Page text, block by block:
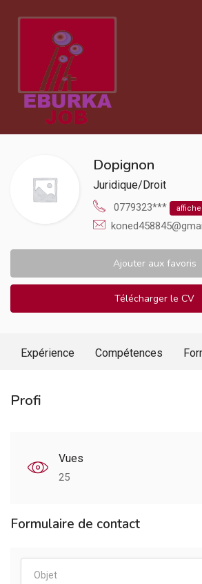
Dopignon
Juridique/Droit
0779323***
Ajouter aux favoris
Télécharger le CV
Expérience Compétences
Profi
Vues
25
Formulaire de contact